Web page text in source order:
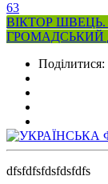
63
ВІКТОР
ГРОМАДСЬКИЙ
Поділитися:
dfsfdfsfdsfdsfdfs